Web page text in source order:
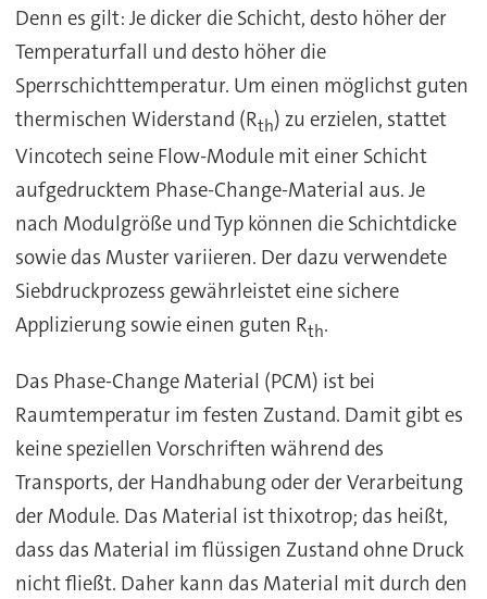
Denn es gilt: Je dicker die Schicht, desto höher der
Temperaturfall und desto höher die
Sperrschichttemperatur. Um einen möglichst guten
thermischen Widerstand (Rth) zu erzielen, stattet
Vincotech seine Flow-Module mit einer Schicht
aufgedrucktem Phase-Change-Material aus. Je
nach Modulgröße und Typ können die Schichtdicke
sowie das Muster variieren. Der dazu verwendete
Siebdruckprozess gewährleistet eine sichere
Applizierung sowie einen guten Rth.
Das Phase-Change Material (PCM) ist bei
Raumtemperatur im festen Zustand. Damit gibt es
keine speziellen Vorschriften während des
Transports, der Handhabung oder der Verarbeitung
der Module. Das Material ist thixotrop; das heißt,
dass das Material im flüssigen Zustand ohne Druck
nicht fließt. Daher kann das Material mit durch den